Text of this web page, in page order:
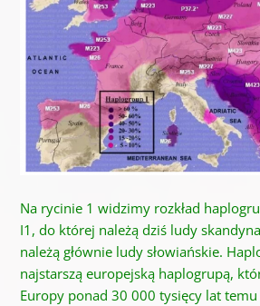
Na rycinie 1 widzimy rozkład
I1, do której należą dziś ludy
należą głównie ludy słowiańskie.
najstarszą europejską haplogrupą,
Europy ponad 30 000 tysięcy lat